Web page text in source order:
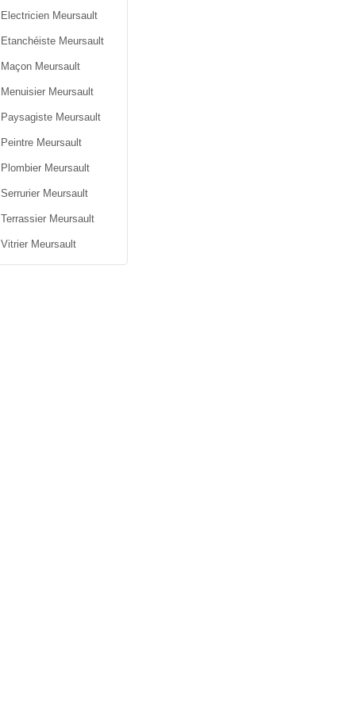
Electricien Meursault
Etanchéiste Meursault
Maçon Meursault
Menuisier Meursault
Paysagiste Meursault
Peintre Meursault
Plombier Meursault
Serrurier Meursault
Terrassier Meursault
Vitrier Meursault